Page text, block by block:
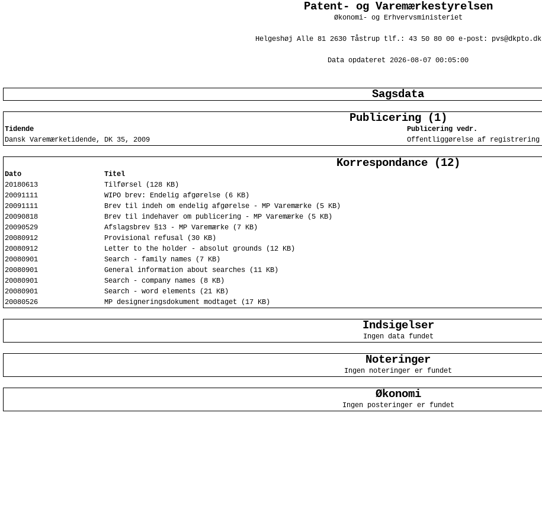
Patent- og Varemærkestyrelsen
Økonomi- og Erhvervsministeriet
Helgeshøj Alle 81 2630 Tåstrup tlf.: 43 50 80 00 e-post: pvs@dkpto.dk
Data opdateret 2026-08-07 00:05:00
Sagsdata
Publicering (1)
Tidende
Publicering vedr.
Dansk Varemærketidende, DK 35, 2009
Offentliggørelse af registrering
Korrespondance (12)
Dato
Titel
20180613
Tilførsel (128 KB)
20091111
WIPO brev: Endelig afgørelse (6 KB)
20091111
Brev til indeh om endelig afgørelse - MP Varemærke (5 KB)
20090818
Brev til indehaver om publicering - MP Varemærke (5 KB)
20090529
Afslagsbrev §13 - MP Varemærke (7 KB)
20080912
Provisional refusal (30 KB)
20080912
Letter to the holder - absolut grounds (12 KB)
20080901
Search - family names (7 KB)
20080901
General information about searches (11 KB)
20080901
Search - company names (8 KB)
20080901
Search - word elements (21 KB)
20080526
MP designeringsdokument modtaget (17 KB)
Indsigelser
Ingen data fundet
Noteringer
Ingen noteringer er fundet
Økonomi
Ingen posteringer er fundet